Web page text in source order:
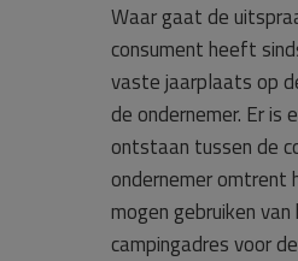
Waar gaat de
consument heeft
vaste jaarplaats op
de ondernemer. Er is
ontstaan tussen de
ondernemer omtrent
mogen gebruiken van
campingadres voor